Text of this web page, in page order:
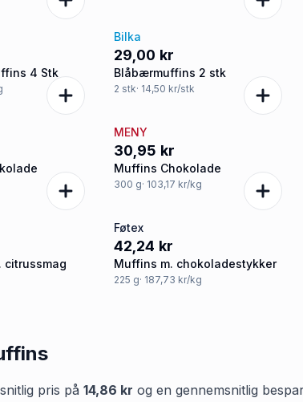
4 Stk
Bilka
29,00 kr
Blåbærmuffins 2 stk
2 stk· 14,50 kr/stk
MENY
30,95 kr
Muffins Chokolade
300 g· 103,17 kr/kg
citrussmag
Føtex
42,24 kr
Muffins m. chokoladestykker
225 g· 187,73 kr/kg
pris på 14,86 kr og en gennemsnitlig